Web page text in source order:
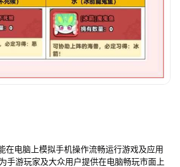
在电脑上模拟手机操作流畅运行游戏及应用
手游玩家及大众用户提供在电脑畅玩市面上